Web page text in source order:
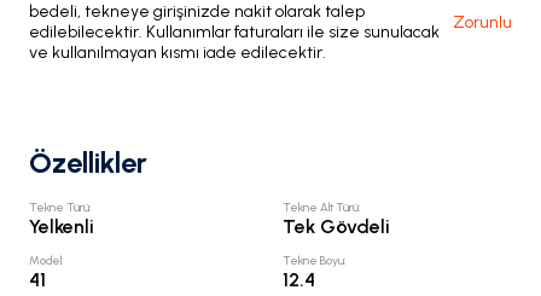
bedeli, tekneye girişinizde nakit olarak talep
edilebilecektir. Kullanımlar faturaları ile size sunulacak
ve kullanılmayan kısmı iade edilecektir.
Zorunlu
Özellikler
Tekne Türü:
Yelkenli
Tekne Alt Türü:
Tek Gövdeli
Model:
41
Tekne Boyu:
12.4